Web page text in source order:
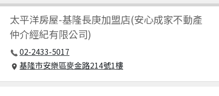
太平洋房屋-基隆長庚加盟店(安心成家不動產
仲介經紀有限公司)
02-2433-5017
基隆市安樂區麥金路214號1樓